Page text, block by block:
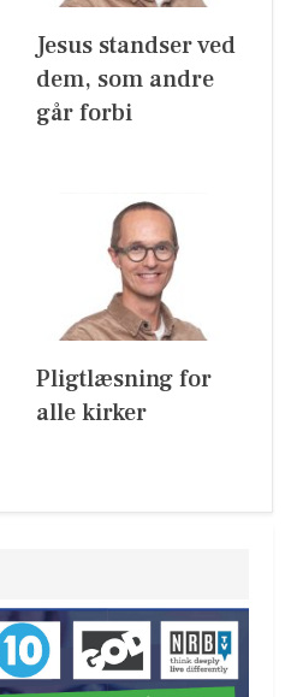
Jesus standser ved
dem, som andre
går forbi
Pligtlæsning for
alle kirker